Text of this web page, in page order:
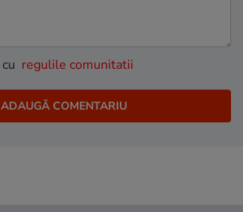
regulile comunitatii